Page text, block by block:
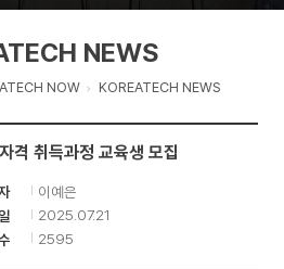
뉴
NOW KOREATECH NEWS
NEWS
격 취득과정 교육생 모집
이예은
2025.07.21
2595